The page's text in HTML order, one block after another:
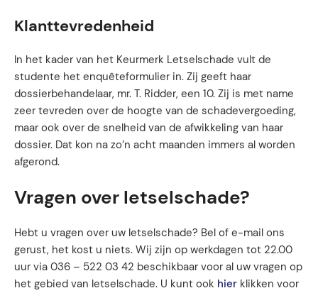
Klanttevredenheid
In het kader van het Keurmerk Letselschade vult de
studente het enquêteformulier in. Zij geeft haar
dossierbehandelaar, mr. T. Ridder, een 10. Zij is met name
zeer tevreden over de hoogte van de schadevergoeding,
maar ook over de snelheid van de afwikkeling van haar
dossier. Dat kon na zo’n acht maanden immers al worden
afgerond.
Vragen over letselschade?
Hebt u vragen over uw letselschade? Bel of e-mail ons
gerust, het kost u niets. Wij zijn op werkdagen tot 22.00
uur via 036 – 522 03 42 beschikbaar voor al uw vragen op
het gebied van letselschade. U kunt ook hier klikken voor